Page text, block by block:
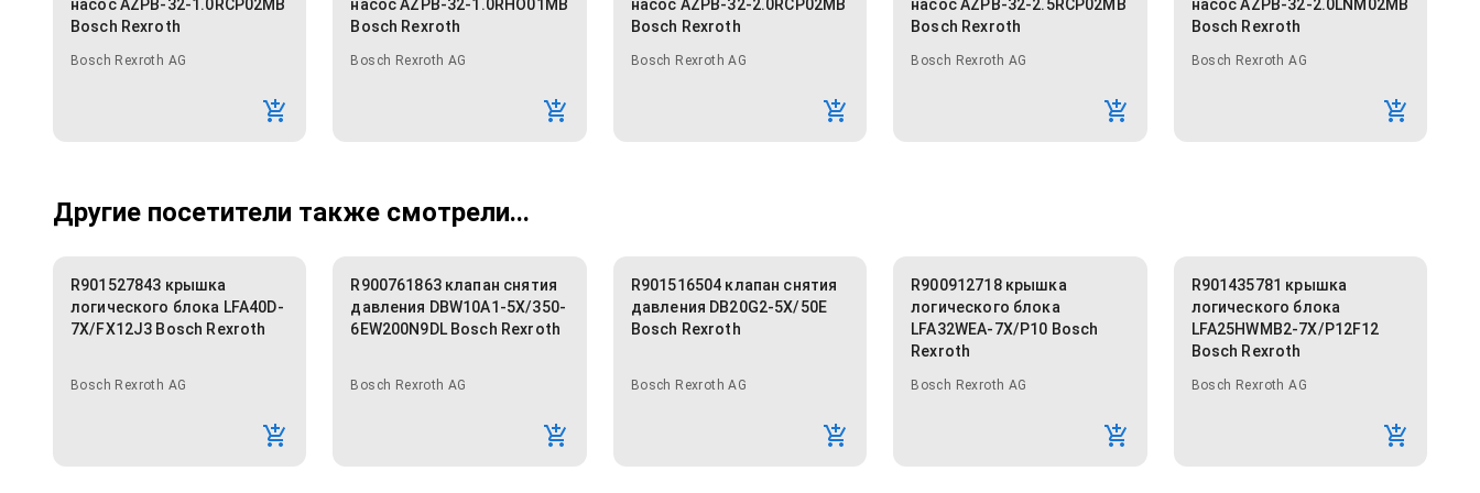
насос AZPB-32-1.0RCP02MB
Bosch Rexroth
Bosch Rexroth AG
насос AZPB-32-1.0RHO01MB
Bosch Rexroth
Bosch Rexroth AG
насос AZPB-32-2.0RCP02MB
Bosch Rexroth
Bosch Rexroth AG
насос AZPB-32-2.5RCP02MB
Bosch Rexroth
Bosch Rexroth AG
насос AZPB-32-2.0LNM02MB
Bosch Rexroth
Bosch Rexroth AG
Другие посетители также смотрели...
R901527843 крышка
логического блока LFA40D-
7X/FX12J3 Bosch Rexroth
Bosch Rexroth AG
R900761863 клапан снятия
давления DBW10A1-5X/350-
6EW200N9DL Bosch Rexroth
Bosch Rexroth AG
R901516504 клапан снятия
давления DB20G2-5X/50E
Bosch Rexroth
Bosch Rexroth AG
R900912718 крышка
логического блока
LFA32WEA-7X/P10 Bosch
Rexroth
Bosch Rexroth AG
R901435781 крышка
логического блока
LFA25HWMB2-7X/P12F12
Bosch Rexroth
Bosch Rexroth AG